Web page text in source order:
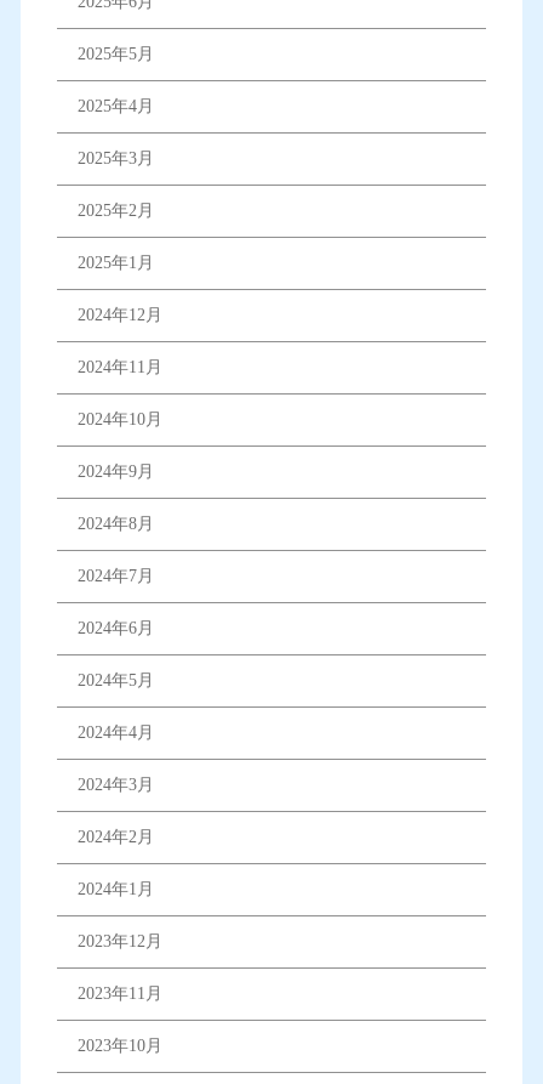
2025年5月
2025年4月
2025年3月
2025年2月
2025年1月
2024年12月
2024年11月
2024年10月
2024年9月
2024年8月
2024年7月
2024年6月
2024年5月
2024年4月
2024年3月
2024年2月
2024年1月
2023年12月
2023年11月
2023年10月